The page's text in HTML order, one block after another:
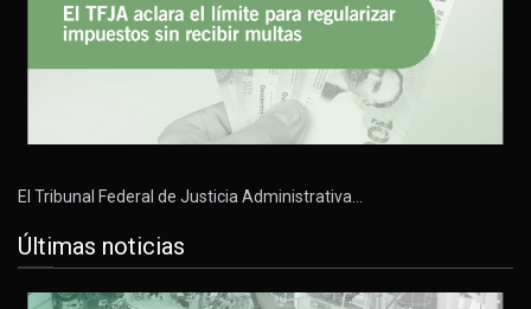
El Tribunal Federal de Justicia Administrativa…
Últimas noticias